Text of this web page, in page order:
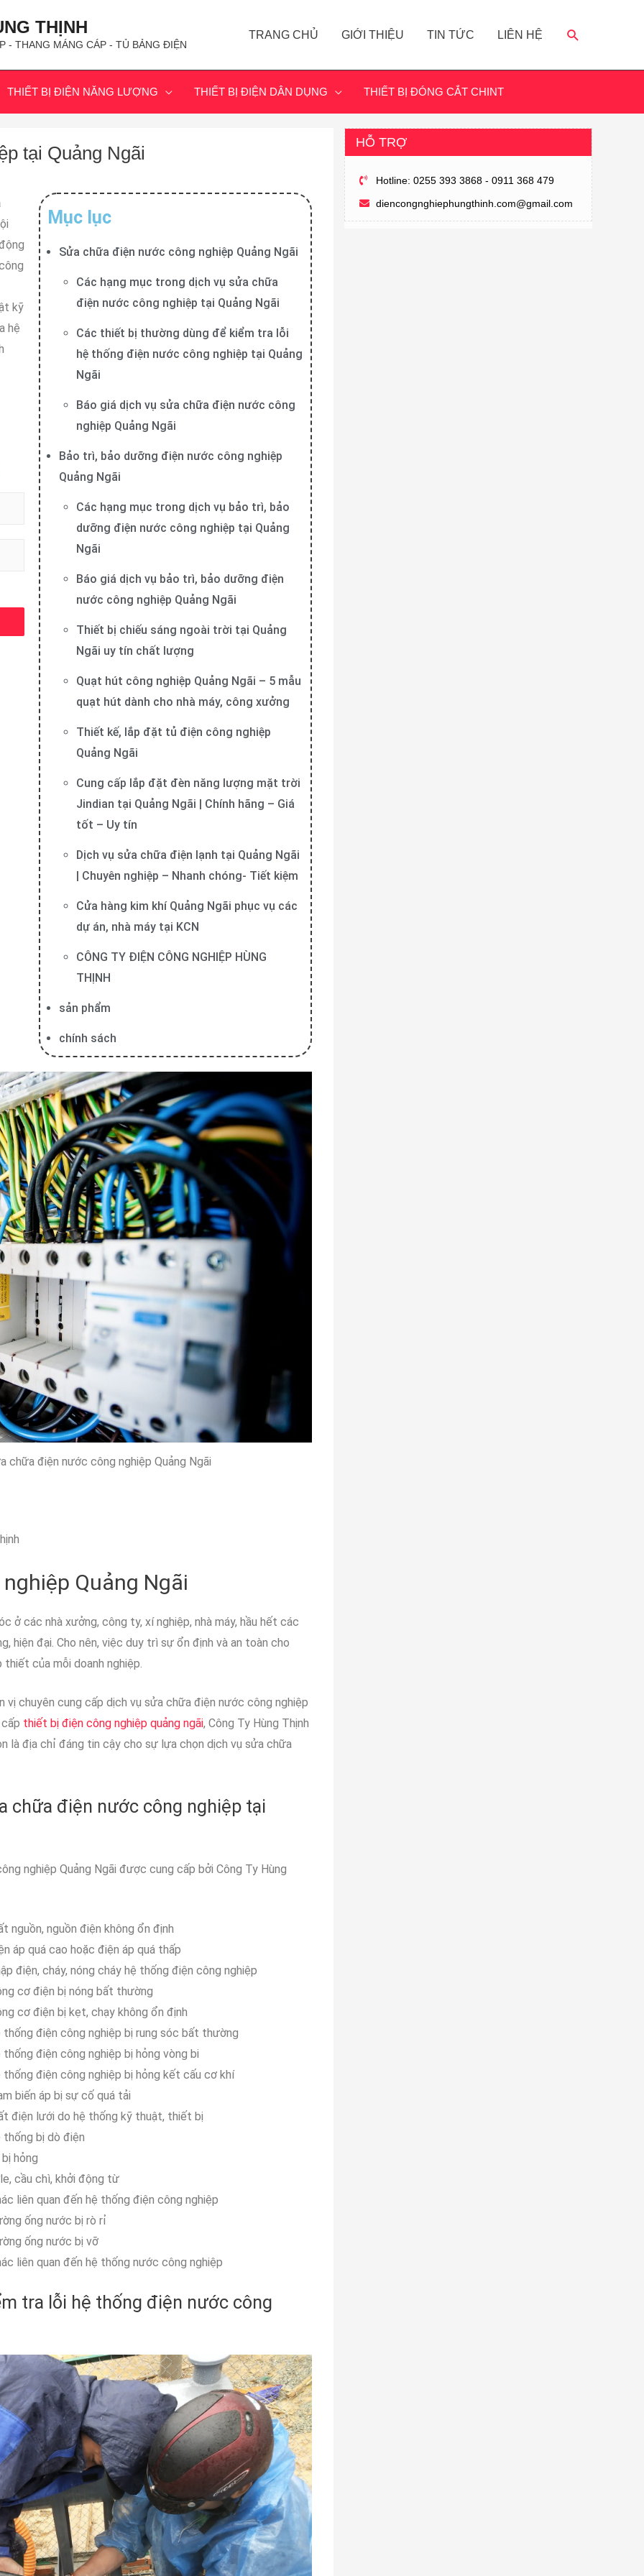
THỊNH
- THANG MÁNG CÁP - TỦ BẢNG ĐIỆN
TRANG CHỦ GIỚI THIỆU TIN TỨC LIÊN HỆ
THIẾT BỊ ĐIỆN NĂNG LƯỢNG THIẾT BỊ ĐIỆN DÂN DỤNG THIẾT BỊ ĐÓNG CẮT CHINT
tại Quảng Ngãi
kỹ
hệ
Mục lục
Sửa chữa điện nước công nghiệp Quảng Ngãi
Các hạng mục trong dịch vụ sửa chữa
điện nước công nghiệp tại Quảng Ngãi
Các thiết bị thường dùng để kiểm tra lỗi
hệ thống điện nước công nghiệp tại Quảng
Ngãi
Báo giá dịch vụ sửa chữa điện nước công
nghiệp Quảng Ngãi
Bảo trì, bảo dưỡng điện nước công nghiệp
Quảng Ngãi
Các hạng mục trong dịch vụ bảo trì, bảo
dưỡng điện nước công nghiệp tại Quảng
Ngãi
Báo giá dịch vụ bảo trì, bảo dưỡng điện
nước công nghiệp Quảng Ngãi
Thiết bị chiếu sáng ngoài trời tại Quảng
Ngãi uy tín chất lượng
Quạt hút công nghiệp Quảng Ngãi – 5 mẫu
quạt hút dành cho nhà máy, công xưởng
Thiết kế, lắp đặt tủ điện công nghiệp
Quảng Ngãi
Cung cấp lắp đặt đèn năng lượng mặt trời
Jindian tại Quảng Ngãi | Chính hãng – Giá
tốt – Uy tín
Dịch vụ sửa chữa điện lạnh tại Quảng Ngãi
| Chuyên nghiệp – Nhanh chóng- Tiết kiệm
Cửa hàng kim khí Quảng Ngãi phục vụ các
dự án, nhà máy tại KCN
CÔNG TY ĐIỆN CÔNG NGHIỆP HÙNG
THỊNH
sản phẩm
chính sách
chữa điện nước công nghiệp Quảng Ngãi
Quảng Ngãi
ở các nhà xưởng, công ty, xí nghiệp, nhà máy, hầu hết các
đại. Cho nên, việc duy trì sự ổn định và an toàn cho
của mỗi doanh nghiệp.
chuyên cung cấp dịch vụ sửa chữa điện nước công nghiệp
thiết bị điện công nghiệp quảng ngãi, Công Ty Hùng Thịnh
là địa chỉ đáng tin cậy cho sự lựa chọn dịch vụ sửa chữa
chữa điện nước công nghiệp tại
nghiệp Quảng Ngãi được cung cấp bởi Công Ty Hùng
nguồn, nguồn điện không ổn định
áp quá cao hoặc điện áp quá thấp
điện, cháy, nóng cháy hệ thống điện công nghiệp
cơ điện bị nóng bất thường
cơ điện bị kẹt, chạy không ổn định
điện công nghiệp bị rung sóc bất thường
điện công nghiệp bị hỏng vòng bi
điện công nghiệp bị hỏng kết cấu cơ khí
biến áp bị sự cố quá tải
điện lưới do hệ thống kỹ thuật, thiết bị
thống bị dò điện
hỏng
cầu chì, khởi động từ
liên quan đến hệ thống điện công nghiệp
ống nước bị rò rỉ
ống nước bị vỡ
liên quan đến hệ thống nước công nghiệp
tra lỗi hệ thống điện nước công
HỖ TRỢ
Hotline: 0255 393 3868 - 0911 368 479
diencongnghiephungthinh.com@gmail.com